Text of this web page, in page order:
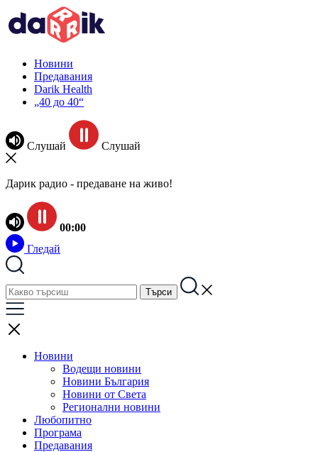
Новини
Предавания
Darik Health
„40 до 40“
Слушай Слушай
Дарик радио - предаване на живо!
00:00
Гледай
Новини
Водещи новини
Новини България
Новини от Света
Регионални новини
Любопитно
Програма
Предавания